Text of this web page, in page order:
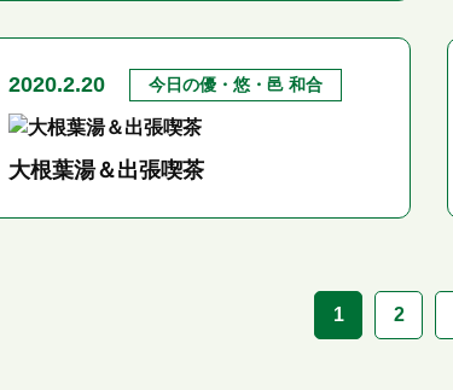
2020.2.20 今日の優・悠・邑 和合
大根葉湯＆出張喫茶
1 2